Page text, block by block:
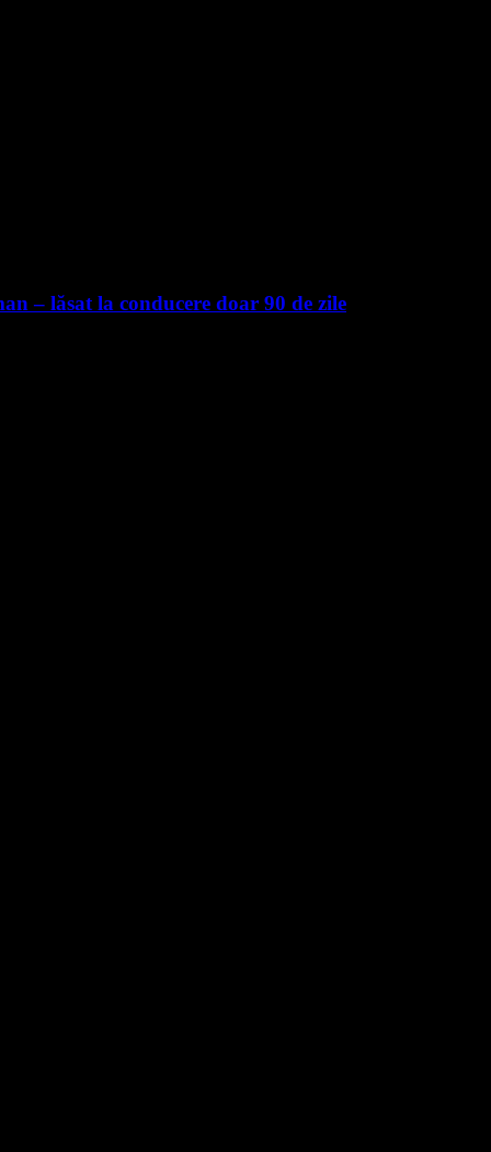
– lăsat la conducere doar 90 de zile